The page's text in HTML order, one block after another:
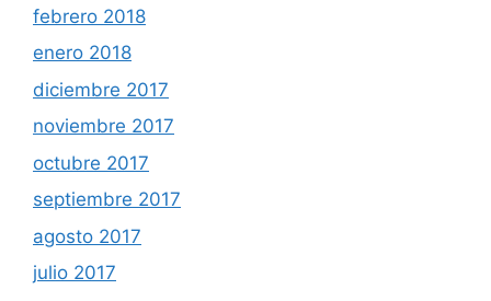
febrero 2018
enero 2018
diciembre 2017
noviembre 2017
octubre 2017
septiembre 2017
agosto 2017
julio 2017